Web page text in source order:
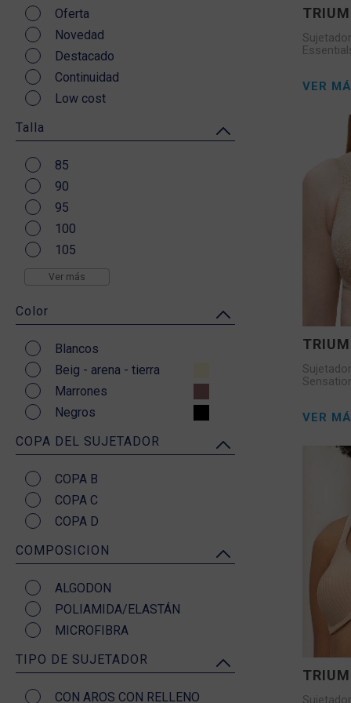
Oferta
Novedad
Destacado
Continuidad
Low cost
Talla
85
90
95
100
105
110
Ver más
Color
Blancos
Beig - arena - tierra
Marrones
Negros
COPA DEL SUJETADOR
COPA B
COPA C
COPA D
COMPOSICION
ALGODON
POLIAMIDA/ELASTÁN
MICROFIBRA
TIPO DE SUJETADOR
CON AROS CON RELLENO
VER
VER